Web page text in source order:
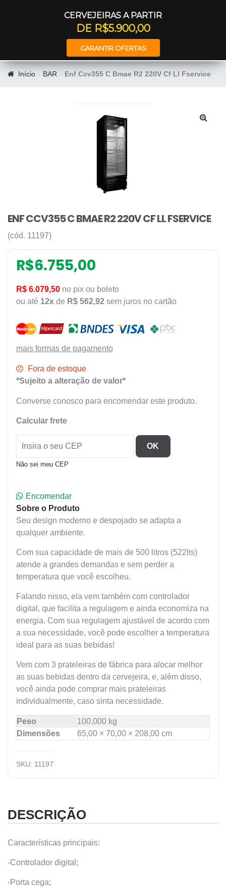
CERVEJEIRAS A PARTIR
DE R$5.900,00
GARANTIR OFERTAS
Início BAR Enf Ccv355 C Bmae R2 220V Cf Ll Fservice
ENF CCV355 C BMAE R2 220V CF LL FSERVICE
(cód. 11197)
R$6.755,00
R$ 6.079,50 no pix ou boleto
ou até 12x de R$ 562,92 sem juros no cartão
mais formas de pagamento
Fora de estoque
*Sujeito a alteração de valor*
Converse conosco para encomendar este produto.
Calcular frete
OK
Não sei meu CEP
Encomendar
Sobre o Produto
Seu design moderno e despojado se adapta a
qualquer ambiente.
Com sua capacidade de mais de 500 litros (522lts)
atende a grandes demandas e sem perder a
temperatura que você escolheu.
Falando nisso, ela vem também com controlador
digital, que facilita a regulagem e ainda economiza na
energia. Com sua regulagem ajustável de acordo com
a sua necessidade, você pode escolher a temperatura
ideal para as suas bebidas!
Vem com 3 prateleiras de fábrica para alocar melhor
as suas bebidas dentro da cervejeira, e, além disso,
você ainda pode comprar mais prateleiras
individualmente, caso sinta necessidade.
Peso
100,000 kg
Dimensões
65,00 × 70,00 × 208,00 cm
SKU: 11197
DESCRIÇÃO
Características principais:
-Controlador digital;
-Porta cega;